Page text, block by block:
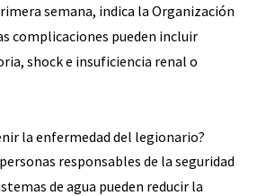
semana, indica la Organización
complicaciones pueden incluir
shock e insuficiencia renal o
la enfermedad del legionario?
responsables de la seguridad
de agua pueden reducir la